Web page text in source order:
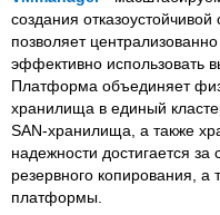
создания
позволяет
эффективно использовать
Платформа объединяет
хранилища в единый
SAN-хранилища, а также
надежности достигается за
резервного копирования, а
платформы.